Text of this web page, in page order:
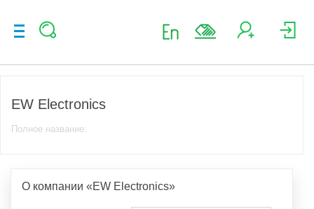
EW Electronics
Полное название:
О компании «EW Electronics»